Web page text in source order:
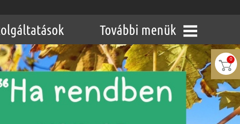
0
További menük